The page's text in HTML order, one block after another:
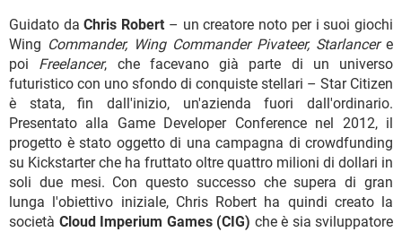
Guidato daChris Robert – un creatore noto per i suoi giochi
Wing Commander, Wing Commander Pivateer, Starlancere
poi Freelancer, che facevano già parte di un universo
futuristico con uno sfondo di conquiste stellari – Star Citizen
è stata, fin dall'inizio, un'azienda fuori dall'ordinario.
Presentato alla Game Developer Conference nel 2012, il
progetto è stato oggetto di una campagna di crowdfunding
su Kickstarter che ha fruttato oltre quattro milioni di dollari in
soli due mesi. Con questo successo che supera di gran
lunga l'obiettivo iniziale, Chris Robert ha quindi creato la
società Cloud Imperium Games (CIG) che è sia sviluppatore